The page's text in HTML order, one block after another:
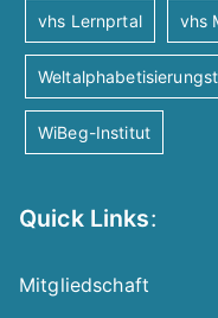
vhs Lernprtal vhs
WiBeg-Institut
Quick Links:
Mitgliedschaft